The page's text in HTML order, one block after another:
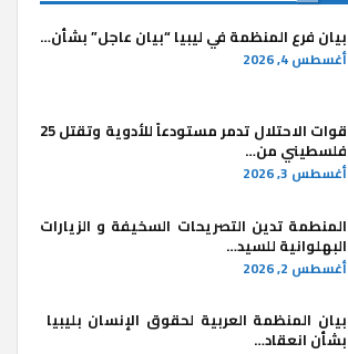
بيان فرع المنظمة في ليبيا “بيان عاجل” بشأن…
أغسطس 4, 2026
قوات الاحتلال تدمر مستودعاً للأدوية وتقتل 25
فلسطيني من…
أغسطس 3, 2026
المنطمة تدين التصريحات السخيفة و الزيارات
البهلوانية للسيد…
أغسطس 2, 2026
بيان المنظمة العربية لحقوق الإنسان بليبيا ​
بشأن انعقاد…